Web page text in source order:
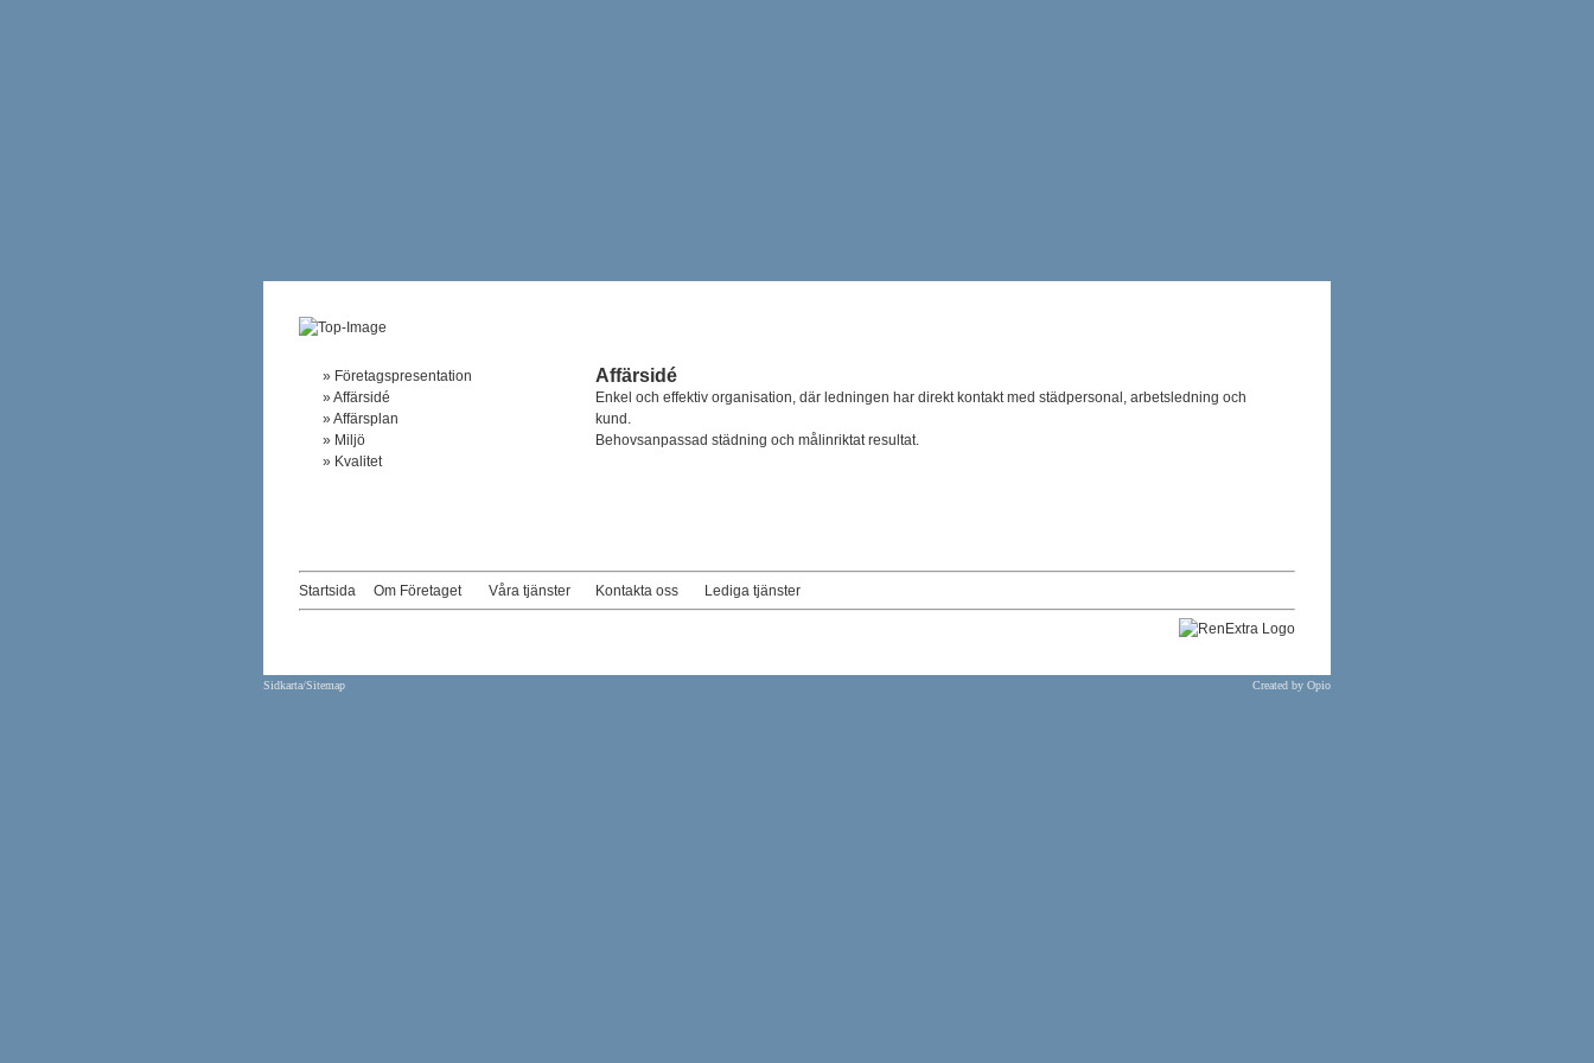
» Företagspresentation
»Affärsidé
»Affärsplan
» Miljö
» Kvalitet
Affärsidé
Enkel och effektiv organisation, där ledningen har direkt kontakt med städpersonal, arbetsledning och
kund.
Behovsanpassad städning och målinriktat resultat.
Startsida Om Företaget Våra tjänster Kontakta oss Lediga tjänster
Sidkarta/Sitemap Created by Opio